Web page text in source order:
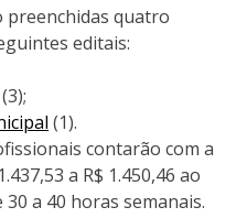
preenchidas quatro
editais:
(1).
contarão com a
a R$ 1.450,46 ao
a 40 horas semanais.